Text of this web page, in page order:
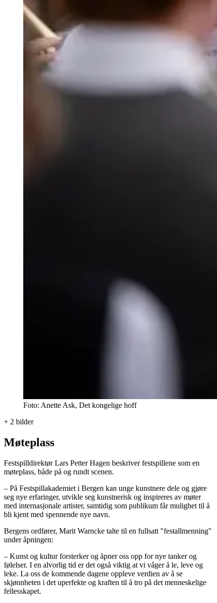
Foto: Anette Ask, Det kongelige hoff
+ 2 bilder
Møteplass
Festspilldirektør Lars Petter Hagen beskriver festspillene som en
møteplass, både på og rundt scenen.
– På Festspillakademiet i Bergen kan unge kunstnere dele og gjøre
seg nye erfaringer, utvikle seg kunstnerisk og inspireres av møter
med internasjonale artister, samtidig som publikum får mulighet til å
bli kjent med spennende nye navn.
Bergens ordfører, Marit Warncke talte til en fullsatt "festallmenning"
under åpningen:
– Kunst og kultur forsterker og åpner oss opp for nye tanker og
følelser. I en alvorlig tid er det også viktig at vi våger å le, leve og
leke. La oss de kommende dagene oppleve verdien av å se
skjønnheten i det uperfekte og kraften til å tro på det menneskelige
fellesskapet.